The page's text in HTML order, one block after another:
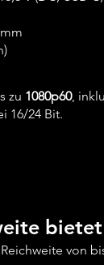
zu 1080p60,
16/24 Bit.
von